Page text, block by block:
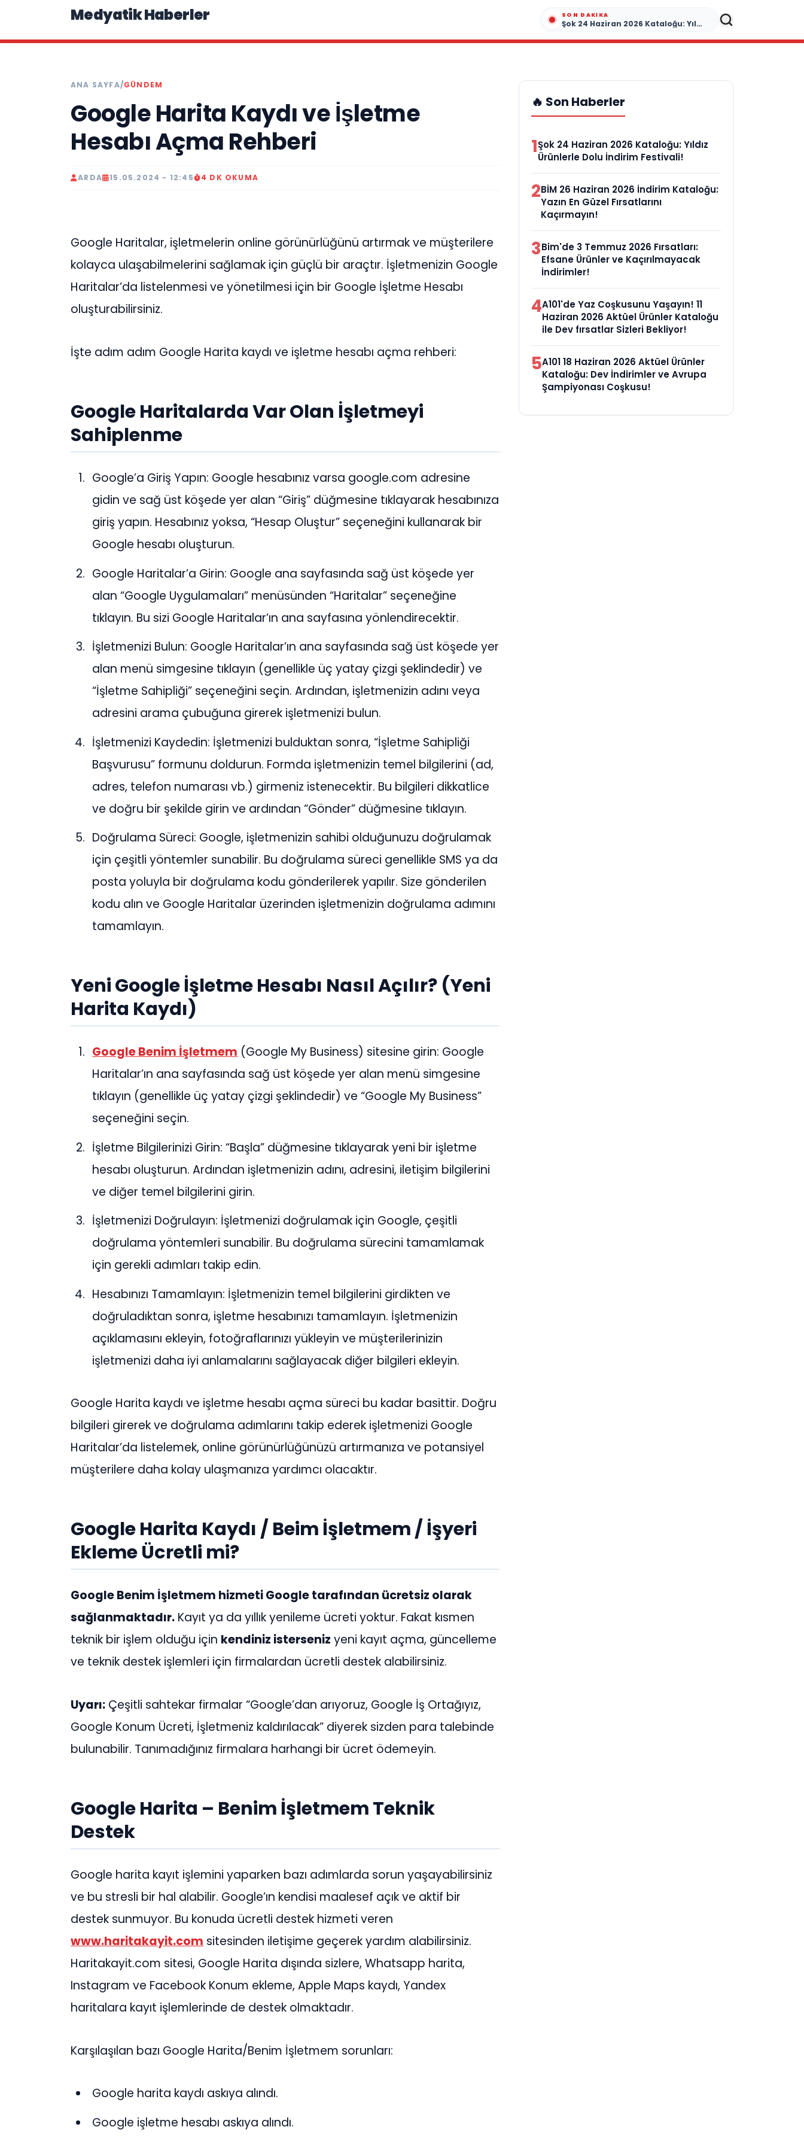
Medyatik Haberler SON DAKIKA
Şok 24 Haziran 2026 Kataloğu: Yıldız Ürünlerle Dolu İndirim Festivali!
ANA SAYFA/GÜNDEM
Google Harita Kaydı ve İşletme
Hesabı Açma Rehberi
ARDA 15.05.2024 - 12:45 4 DK OKUMA
Google Haritalar, işletmelerin online görünürlüğünü artırmak ve müşterilere
kolayca ulaşabilmelerini sağlamak için güçlü bir araçtır. İşletmenizin Google
Haritalar’da listelenmesi ve yönetilmesi için bir Google İşletme Hesabı
oluşturabilirsiniz.
İşte adım adım Google Harita kaydı ve işletme hesabı açma rehberi:
Google Haritalarda Var Olan İşletmeyi
Sahiplenme
Google’a Giriş Yapın: Google hesabınız varsa google.com adresine
gidin ve sağ üst köşede yer alan “Giriş” düğmesine tıklayarak hesabınıza
giriş yapın. Hesabınız yoksa, “Hesap Oluştur” seçeneğini kullanarak bir
Google hesabı oluşturun.
Google Haritalar’a Girin: Google ana sayfasında sağ üst köşede yer
alan “Google Uygulamaları” menüsünden “Haritalar” seçeneğine
tıklayın. Bu sizi Google Haritalar’ın ana sayfasına yönlendirecektir.
İşletmenizi Bulun: Google Haritalar’ın ana sayfasında sağ üst köşede yer
alan menü simgesine tıklayın (genellikle üç yatay çizgi şeklindedir) ve
“İşletme Sahipliği” seçeneğini seçin. Ardından, işletmenizin adını veya
adresini arama çubuğuna girerek işletmenizi bulun.
İşletmenizi Kaydedin: İşletmenizi bulduktan sonra, “İşletme Sahipliği
Başvurusu” formunu doldurun. Formda işletmenizin temel bilgilerini (ad,
adres, telefon numarası vb.) girmeniz istenecektir. Bu bilgileri dikkatlice
ve doğru bir şekilde girin ve ardından “Gönder” düğmesine tıklayın.
Doğrulama Süreci: Google, işletmenizin sahibi olduğunuzu doğrulamak
için çeşitli yöntemler sunabilir. Bu doğrulama süreci genellikle SMS ya da
posta yoluyla bir doğrulama kodu gönderilerek yapılır. Size gönderilen
kodu alın ve Google Haritalar üzerinden işletmenizin doğrulama adımını
tamamlayın.
Yeni Google İşletme Hesabı Nasıl Açılır? (Yeni
Harita Kaydı)
Google Benim İşletmem (Google My Business) sitesine girin: Google
Haritalar’ın ana sayfasında sağ üst köşede yer alan menü simgesine
tıklayın (genellikle üç yatay çizgi şeklindedir) ve “Google My Business”
seçeneğini seçin.
İşletme Bilgilerinizi Girin: “Başla” düğmesine tıklayarak yeni bir işletme
hesabı oluşturun. Ardından işletmenizin adını, adresini, iletişim bilgilerini
ve diğer temel bilgilerini girin.
İşletmenizi Doğrulayın: İşletmenizi doğrulamak için Google, çeşitli
doğrulama yöntemleri sunabilir. Bu doğrulama sürecini tamamlamak
için gerekli adımları takip edin.
Hesabınızı Tamamlayın: İşletmenizin temel bilgilerini girdikten ve
doğruladıktan sonra, işletme hesabınızı tamamlayın. İşletmenizin
açıklamasını ekleyin, fotoğraflarınızı yükleyin ve müşterilerinizin
işletmenizi daha iyi anlamalarını sağlayacak diğer bilgileri ekleyin.
Google Harita kaydı ve işletme hesabı açma süreci bu kadar basittir. Doğru
bilgileri girerek ve doğrulama adımlarını takip ederek işletmenizi Google
Haritalar’da listelemek, online görünürlüğünüzü artırmanıza ve potansiyel
müşterilere daha kolay ulaşmanıza yardımcı olacaktır.
Google Harita Kaydı / Beim İşletmem / İşyeri
Ekleme Ücretli mi?
Google Benim İşletmem hizmeti Google tarafından ücretsiz olarak
sağlanmaktadır. Kayıt ya da yıllık yenileme ücreti yoktur. Fakat kısmen
teknik bir işlem olduğu için kendiniz isterseniz yeni kayıt açma, güncelleme
ve teknik destek işlemleri için firmalardan ücretli destek alabilirsiniz.
Uyarı: Çeşitli sahtekar firmalar “Google’dan arıyoruz, Google İş Ortağıyız,
Google Konum Ücreti, İşletmeniz kaldırılacak” diyerek sizden para talebinde
bulunabilir. Tanımadığınız firmalara harhangi bir ücret ödemeyin.
Google Harita – Benim İşletmem Teknik
Destek
Google harita kayıt işlemini yaparken bazı adımlarda sorun yaşayabilirsiniz
ve bu stresli bir hal alabilir. Google’ın kendisi maalesef açık ve aktif bir
destek sunmuyor. Bu konuda ücretli destek hizmeti veren
www.haritakayit.com sitesinden iletişime geçerek yardım alabilirsiniz.
Haritakayit.com sitesi, Google Harita dışında sizlere, Whatsapp harita,
Instagram ve Facebook Konum ekleme, Apple Maps kaydı, Yandex
haritalara kayıt işlemlerinde de destek olmaktadır.
Karşılaşılan bazı Google Harita/Benim İşletmem sorunları:
Google harita kaydı askıya alındı.
Google işletme hesabı askıya alındı.
🔥 Son Haberler
1Şok 24 Haziran 2026 Kataloğu: Yıldız
Ürünlerle Dolu İndirim Festivali!
2BİM 26 Haziran 2026 İndirim Kataloğu:
Yazın En Güzel Fırsatlarını
Kaçırmayın!
3Bim'de 3 Temmuz 2026 Fırsatları:
Efsane Ürünler ve Kaçırılmayacak
İndirimler!
4A101'de Yaz Coşkusunu Yaşayın! 11
Haziran 2026 Aktüel Ürünler Kataloğu
ile Dev fırsatlar Sizleri Bekliyor!
5A101 18 Haziran 2026 Aktüel Ürünler
Kataloğu: Dev İndirimler ve Avrupa
Şampiyonası Coşkusu!